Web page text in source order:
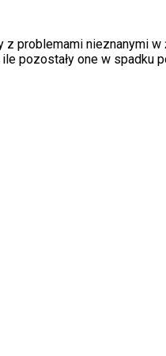
problemami nieznanymi
pozostały one w spadku